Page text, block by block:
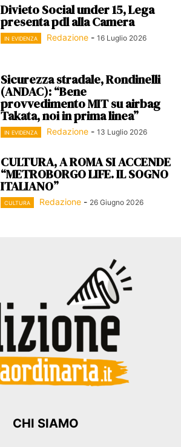
Divieto Social under 15, Lega
presenta pdl alla Camera
IN EVIDENZA Redazione - 16 Luglio 2026
Sicurezza stradale, Rondinelli
(ANDAC): “Bene
provvedimento MIT su airbag
Takata, noi in prima linea”
IN EVIDENZA Redazione - 13 Luglio 2026
CULTURA, A ROMA SI ACCENDE
“METROBORGO LIFE. IL SOGNO
ITALIANO”
CULTURA Redazione - 26 Giugno 2026
CHI SIAMO